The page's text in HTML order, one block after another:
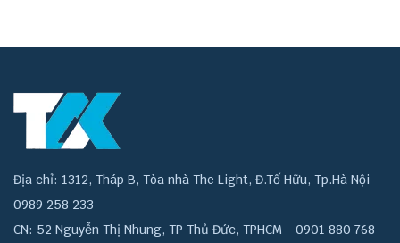
Địa chỉ: 1312, Tháp B, Tòa nhà The Light, Đ.Tố Hữu, Tp.Hà Nội -
0989 258 233
CN: 52 Nguyễn Thị Nhung, TP Thủ Đức, TPHCM - 0901 880 768